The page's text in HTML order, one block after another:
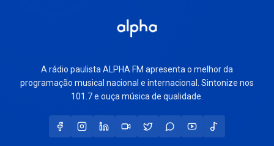
A rádio paulista ALPHA FM apresenta o melhor da
programação musical nacional e internacional. Sintonize nos
101.7 e ouça música de qualidade.